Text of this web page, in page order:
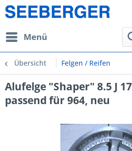
Menü
Übersicht Felgen / Reifen
Alufelge "Shaper" 8.5 J 17
passend für 964, neu